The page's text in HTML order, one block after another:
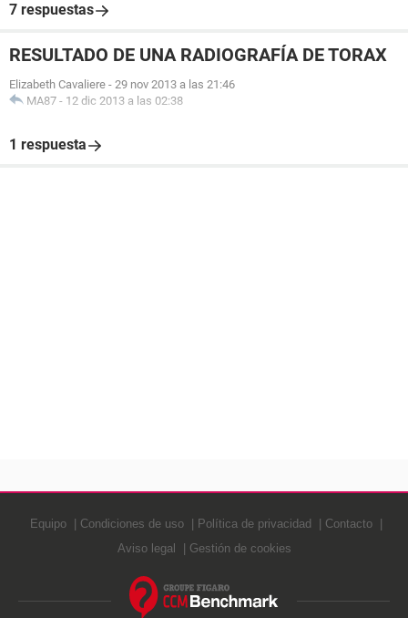
7 respuestas
RESULTADO DE UNA RADIOGRAFÍA DE TORAX
Elizabeth Cavaliere - 29 nov 2013 a las 21:46
MA87 - 12 dic 2013 a las 02:38
1 respuesta
Equipo Condiciones de uso Política de privacidad
Contacto
Aviso legal
Gestión de cookies